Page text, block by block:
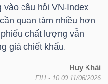
vào câu hỏi VN-Index
quan tâm nhiều hơn
chất lượng vẫn
giá chiết khấu.
Huy Khải
FILI - 10:00 11/06/2026